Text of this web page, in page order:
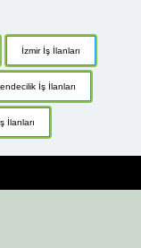
İzmir İş İlanları
İş İlanları
İlanları